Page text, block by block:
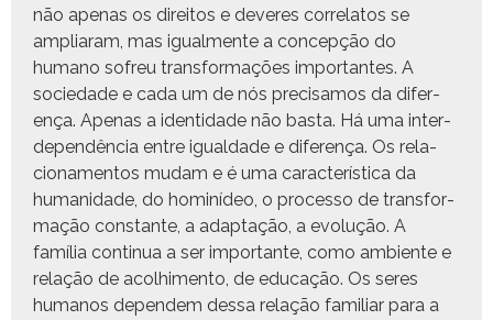
não ape­nas os dire­itos e deveres cor­re­latos se
ampli­aram, mas igual­mente a con­cepção do
humano sofreu trans­for­mações impor­tantes. A
sociedade e cada um de nós pre­cisamos da difer­
ença. Ape­nas a iden­ti­dade não bas­ta. Há uma inter­
de­pendên­cia entre igual­dade e difer­ença. Os rela­
ciona­men­tos mudam e é uma car­ac­terís­ti­ca da
humanidade, do hom­inídeo, o proces­so de trans­for­
mação con­stante, a adap­tação, a evolução. A
família con­tin­ua a ser impor­tante, como ambi­ente e
relação de acol­hi­men­to, de edu­cação. Os seres
humanos depen­dem dessa relação famil­iar para a